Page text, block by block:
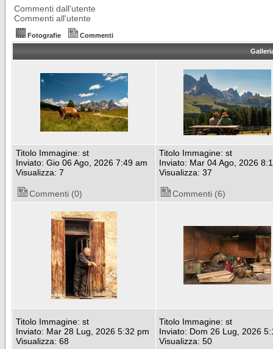
Commenti dall'utente
Commenti all'utente
Fotografie Commenti
Titolo Immagine: st
Inviato: Gio 06 Ago, 2026 7:49 am
Visualizza: 7
Commenti (0)
Titolo Immagine: st
Inviato: Mar 04 Ago, 2026
Visualizza: 37
Commenti (6)
Titolo Immagine: st
Inviato: Mar 28 Lug, 2026 5:32 pm
Visualizza: 68
Titolo Immagine: st
Inviato: Dom 26 Lug, 2026
Visualizza: 50